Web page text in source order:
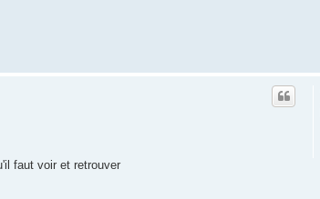
faut voir et retrouver